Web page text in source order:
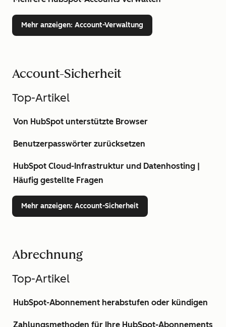
Mehr anzeigen: Account-Verwaltung
Account-Sicherheit
Top-Artikel
Von HubSpot unterstützte Browser
Benutzerpasswörter zurücksetzen
HubSpot Cloud-Infrastruktur und Datenhosting |
Häufig gestellte Fragen
Mehr anzeigen: Account-Sicherheit
Abrechnung
Top-Artikel
HubSpot-Abonnement herabstufen oder kündigen
Zahlungsmethoden für Ihre HubSpot-Abonnements